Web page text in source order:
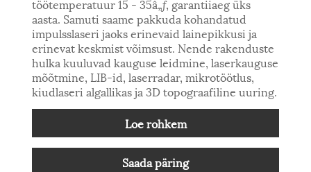
töötemperatuur 15 - 35â„ƒ, garantiiaeg üks
aasta. Samuti saame pakkuda kohandatud
impulsslaseri jaoks erinevaid lainepikkusi ja
erinevat keskmist võimsust. Nende rakenduste
hulka kuuluvad kauguse leidmine, laserkauguse
mõõtmine, LIB-id, laserradar, mikrotöötlus,
kiudlaseri algallikas ja 3D topograafiline uuring.
Loe rohkem
Saada päring